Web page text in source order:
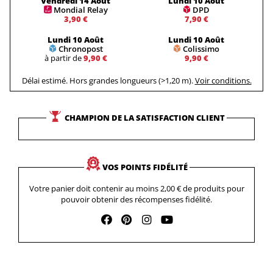
Mondial Relay
3,90 €
DPD
7,90 €
Lundi 10 Août
Chronopost
à partir de9,90 €
Lundi 10 Août
Colissimo
9,90 €
Délai estimé. Hors grandes longueurs (>1,20 m).Voir conditions.
CHAMPION DE LA SATISFACTION CLIENT
VOS POINTS FIDÉLITÉ
Votre panier doit contenir au moins 2,00 € de produits pour
pouvoir obtenir des récompenses fidélité.